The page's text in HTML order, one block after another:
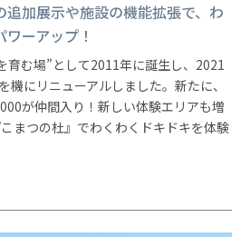
加展示や施設の機能拡張で、わ
ーアップ！
育む場”として2011年に誕生し、2021
機にリニューアルしました。新たに、
が仲間入り！新しい体験エリアも増
まつの杜』でわくわくドキドキを体験